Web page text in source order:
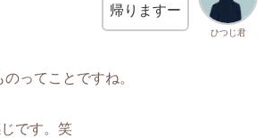
ひつじ君
帰りますー
ってことですね。
です。笑